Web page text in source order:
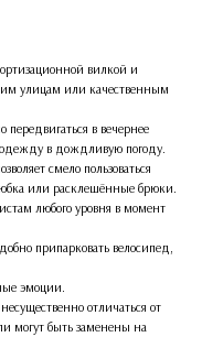
вилкой и
улицам или качественным
передвигаться в вечернее
в дождливую погоду.
смело пользоваться
или расклешённые брюки.
любого уровня в момент
припарковать велосипед,
эмоции.
отличаться от
могут быть заменены на